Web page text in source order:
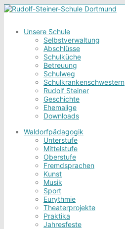
Unsere Schule
Selbstverwaltung
Abschlüsse
Schulküche
Betreuung
Schulweg
Schulkrankenschwestern
Rudolf Steiner
Geschichte
Ehemalige
Downloads
Waldorfpädagogik
Unterstufe
Mittelstufe
Oberstufe
Fremdsprachen
Kunst
Musik
Sport
Eurythmie
Theaterprojekte
Praktika
Jahresfeste